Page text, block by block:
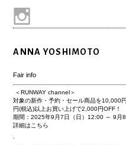
ANNA YOSHIMOTO
Fair info
＜RUNWAY channel＞
対象の新作・予約・セール商品を10,000
円(税込)以上お買い上げで2,000円OFF ！
期間：2025年9月7日（日）12:00 ～ 9月
詳細はこちら